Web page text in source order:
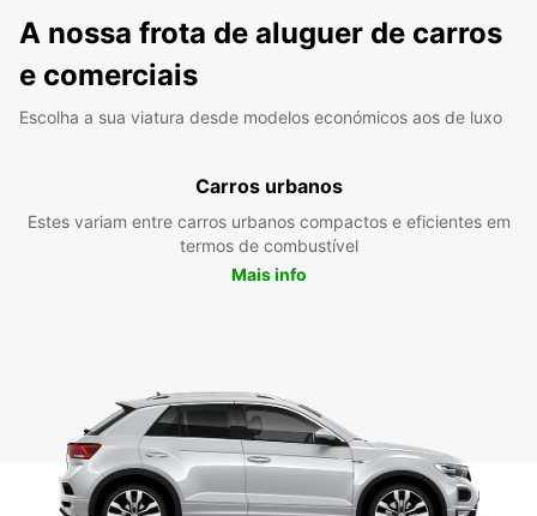
A nossa frota de aluguer de carros
e comerciais
Escolha a sua viatura desde modelos económicos aos de luxo
Carros urbanos
Estes variam entre carros urbanos compactos e eficientes em
termos de combustível
Mais info